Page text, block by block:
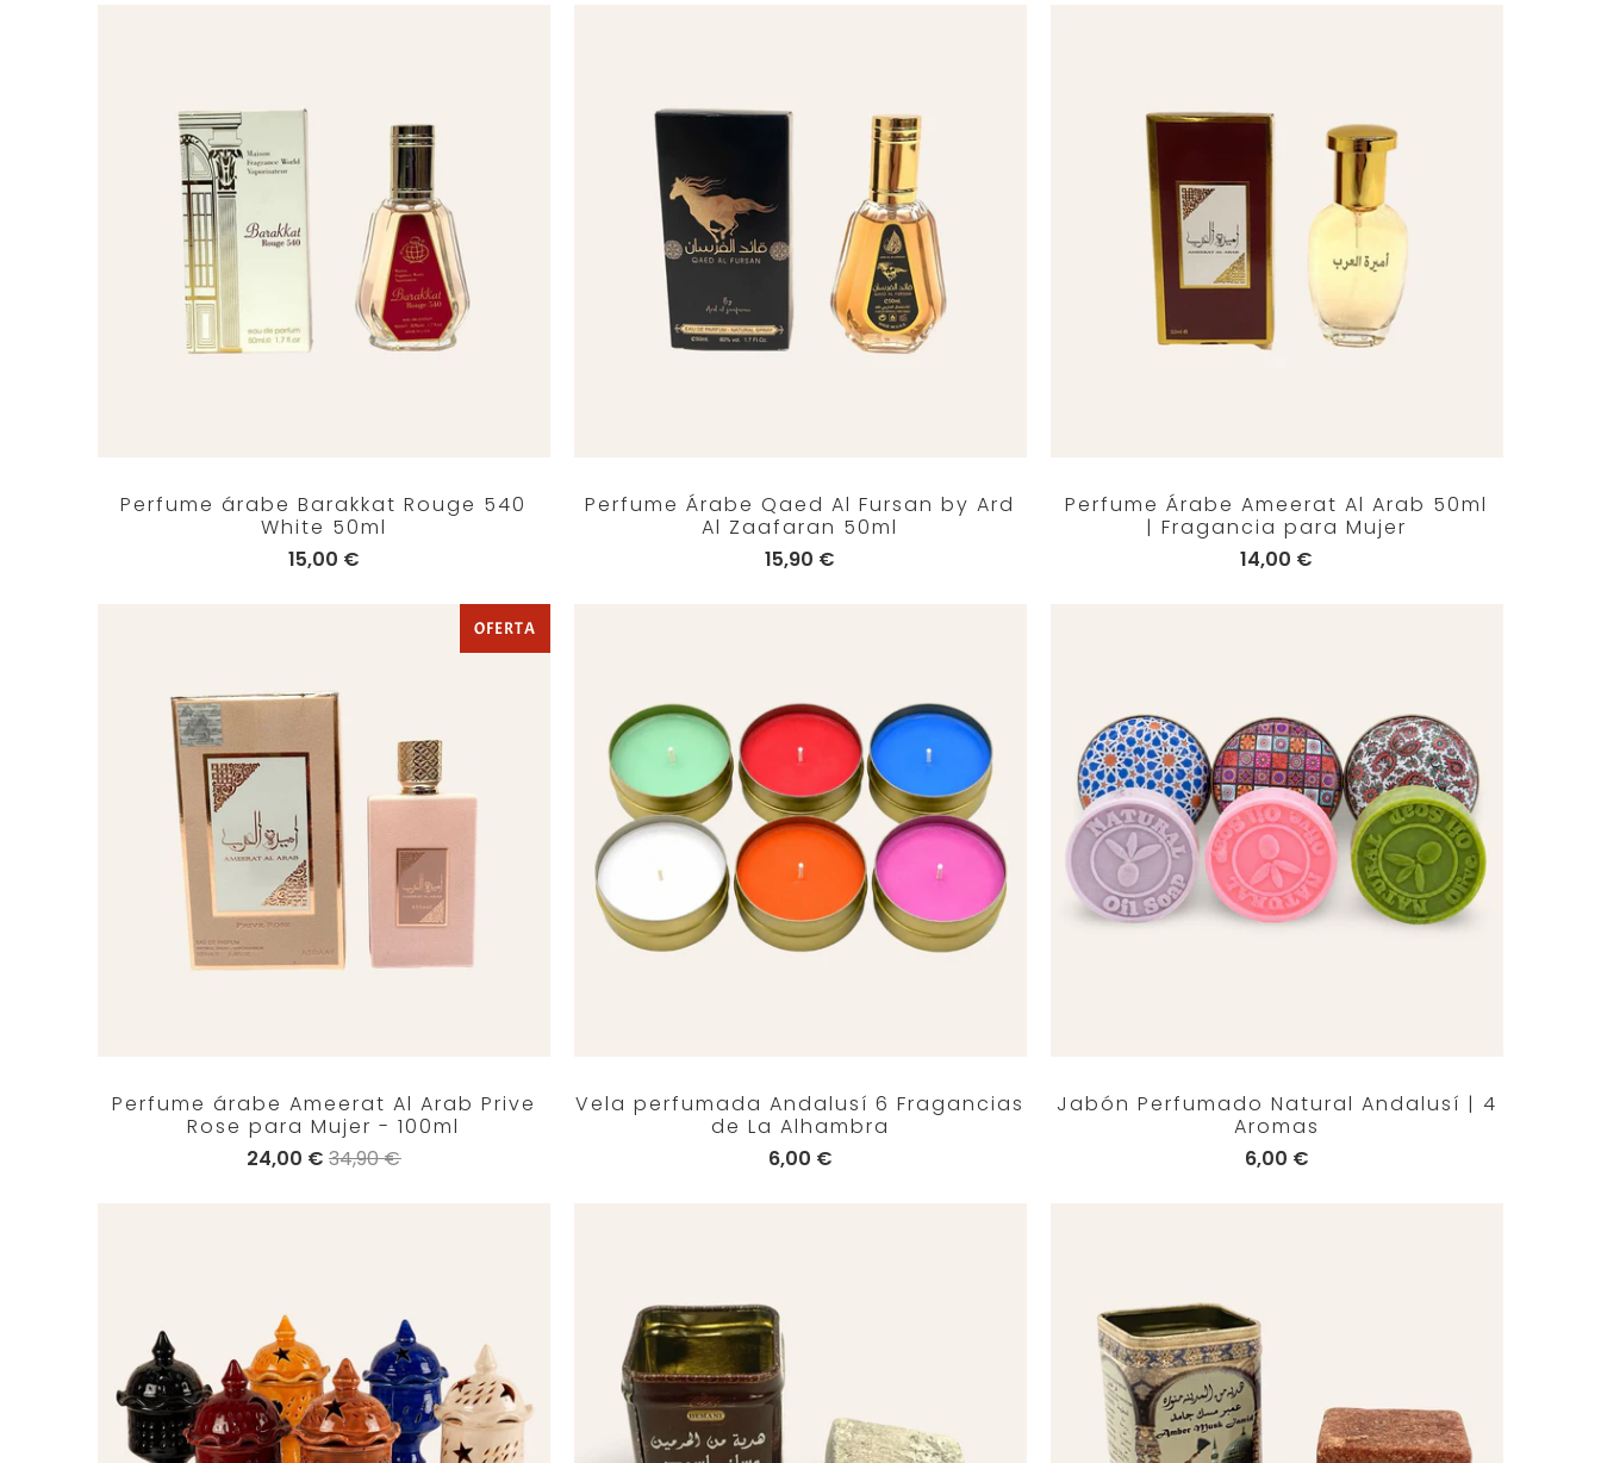
Perfume árabe Barakkat Rouge 540
White 50ml
15,00 €
Perfume Árabe Qaed Al Fursan by Ard
Al Zaafaran 50ml
15,90 €
Perfume Árabe Ameerat Al Arab 50ml
| Fragancia para Mujer
14,00 €
OFERTA
Perfume árabe Ameerat Al Arab Prive
Rose para Mujer - 100ml
24,00 €34,90 €
Vela perfumada Andalusí 6 Fragancias
de La Alhambra
6,00 €
Jabón Perfumado Natural Andalusí | 4
Aromas
6,00 €